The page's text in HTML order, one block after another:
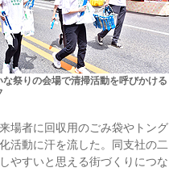
な祭りの会場で清掃活動を呼びかける
場者に回収用のごみ袋やトング
活動に汗を流した。同支社の二
やすいと思える街づくりにつな